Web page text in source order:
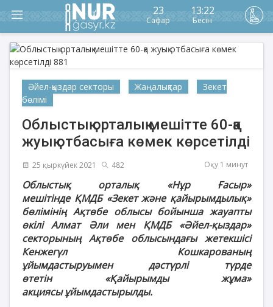
23
Сафар
13:22
Бесін
Әйел-қыздар секторы Жаңалықтар
Зекет
бөлімі
Облыстық орталық мешітте 60-қа
жуық отбасыға көмек көрсетілді
25 қыркүйек 2021 482 Оқу 1 минут
Облыстық орталық «Нұр Ғасыр»
мешітінде ҚМДБ «Зекет және қайырымдылық»
бөлімінің Ақтөбе облысы бойынша жауапты
өкілі Алмат Әли мен ҚМДБ «Әйел-қыздар»
секторының Ақтөбе облысындағы жетекшісі
Кенжегүл Кошкарованың
ұйымдастыруымендәстүрлі түрде
өтетін «Қайырымды жұма»
акциясыұйымдастырылды.